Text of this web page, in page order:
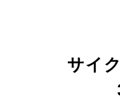
サイ